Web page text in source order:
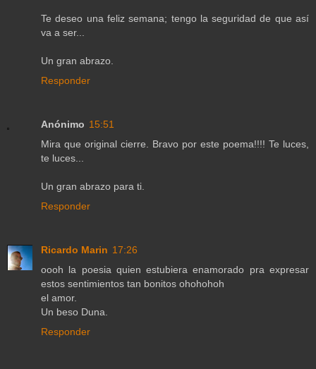
Te deseo una feliz semana; tengo la seguridad de que así
va a ser...
Un gran abrazo.
Responder
Anónimo 15:51
Mira que original cierre. Bravo por este poema!!!! Te luces,
te luces...
Un gran abrazo para ti.
Responder
Ricardo Marin 17:26
oooh la poesia quien estubiera enamorado pra expresar
estos sentimientos tan bonitos ohohohoh
el amor.
Un beso Duna.
Responder